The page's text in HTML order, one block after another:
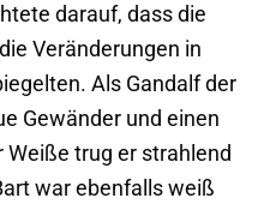
darauf, dass die
Veränderungen in
Als Gandalf der
Gewänder und einen
Weiße trug er strahlend
war ebenfalls weiß